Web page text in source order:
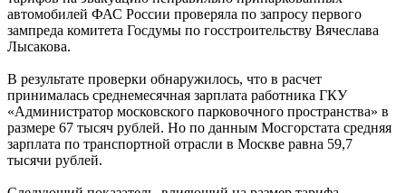
автомобилей ФАС России проверяла по запросу первого
зампреда комитета Госдумы по госстроительству Вячеслава
Лысакова.
В результате проверки обнаружилось, что в расчет
принималась среднемесячная зарплата работника ГКУ
«Администратор московского парковочного пространства» в
размере 67 тысяч рублей. Но по данным Мосгорстата средняя
зарплата по транспортной отрасли в Москве равна 59,7
тысячи рублей.